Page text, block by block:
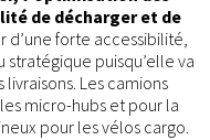
de décharger et de
d’une forte accessibilité,
puisqu’elle va
Les camions
micro-hubs et pour la
pour les vélos cargo.